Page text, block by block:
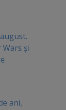
Wars și
ani,